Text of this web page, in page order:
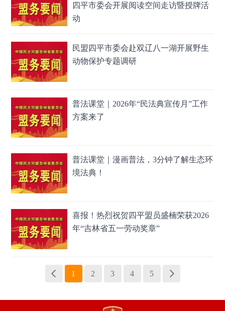
四平市委会开展阅读空间走访暨授牌活
动
民盟四平市委会赴双辽八一湖开展野生
动物保护专题调研
普法课堂｜2026年“民法典宣传月”工作
方案来了
普法课堂｜漫画普法，3分钟了解生态环
境法典！
喜报！热烈祝贺四平盟员盛楠荣获2026
年“吉林省五一劳动奖章”
1 2 3 4 5